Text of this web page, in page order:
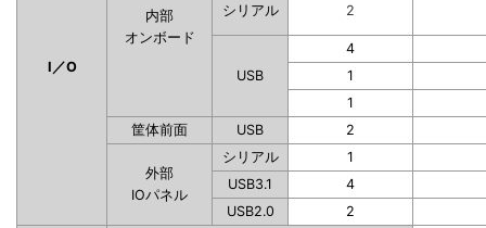
I／O
内部
オンボード
シリアル 2
USB
4
1
1
筐体前面
USB 2
外部
IOパネル
シリアル
1
USB3.1
4
USB2.0
2